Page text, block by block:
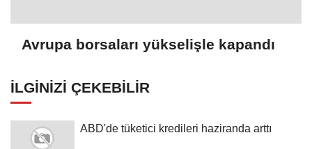
Avrupa borsaları yükselişle kapandı
İLGINIZI ÇEKEBILIR
ABD'de tüketici kredileri haziranda arttı